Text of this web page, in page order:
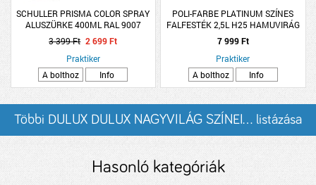
SCHULLER PRISMA COLOR SPRAY
ALUSZÜRKE 400ML RAL 9007
3 399 Ft 2 699 Ft
Praktiker
A bolthoz
Info
POLI-FARBE PLATINUM SZÍNES
FALFESTÉK 2,5L H25 HAMUVIRÁG
BELTÉRI VIZESBÁZISÚ
7 999 Ft
Praktiker
A bolthoz
Info
Többi DULUX DULUX NAGYVILÁG SZÍNEI... listázása
Hasonló kategóriák